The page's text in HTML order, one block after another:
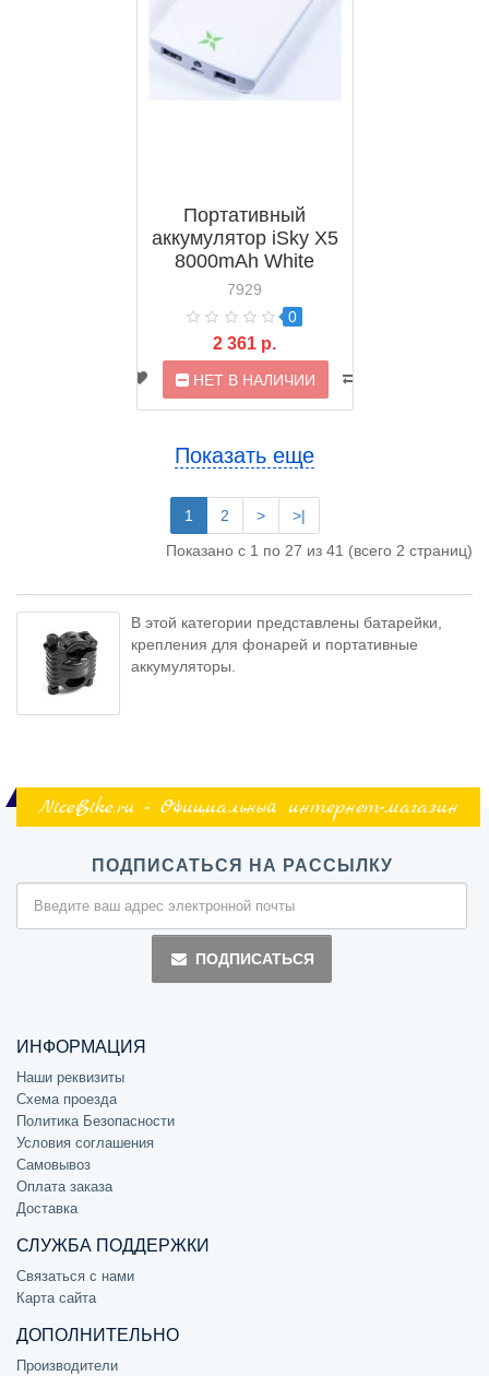
Портативный
аккумулятор iSky X5
8000mAh White
7929
0
2 361 р.
НЕТ В НАЛИЧИИ
Показать еще
1 2 >
>|
Показано с 1 по 27 из 41 (всего 2 страниц)
В этой категории представлены батарейки,
крепления для фонарей и портативные
аккумуляторы.
NiceBike.ru - Официальный интернет-магазин
ПОДПИСАТЬСЯ НА РАССЫЛКУ
ПОДПИСАТЬСЯ
ИНФОРМАЦИЯ
Наши реквизиты
Схема проезда
Политика Безопасности
Условия соглашения
Самовывоз
Оплата заказа
Доставка
СЛУЖБА ПОДДЕРЖКИ
Связаться с нами
Карта сайта
ДОПОЛНИТЕЛЬНО
Производители